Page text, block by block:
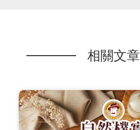
相關文章